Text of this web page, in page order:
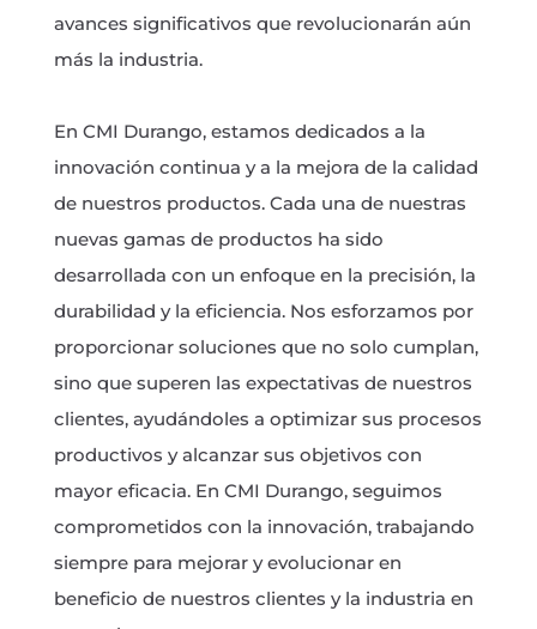
avances significativos que revolucionarán aún
más la industria.
En CMI Durango, estamos dedicados a la
innovación continua y a la mejora de la calidad
de nuestros productos. Cada una de nuestras
nuevas gamas de productos ha sido
desarrollada con un enfoque en la precisión, la
durabilidad y la eficiencia. Nos esforzamos por
proporcionar soluciones que no solo cumplan,
sino que superen las expectativas de nuestros
clientes, ayudándoles a optimizar sus procesos
productivos y alcanzar sus objetivos con
mayor eficacia. En CMI Durango, seguimos
comprometidos con la innovación, trabajando
siempre para mejorar y evolucionar en
beneficio de nuestros clientes y la industria en